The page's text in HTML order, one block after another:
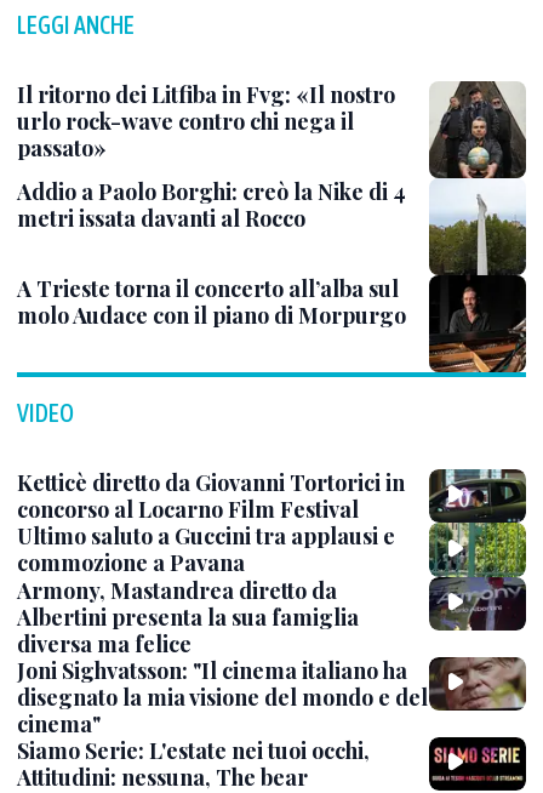
LEGGI ANCHE
Il ritorno dei Litfiba in Fvg: «Il nostro
urlo rock-wave contro chi nega il
passato»
Addio a Paolo Borghi: creò la Nike di 4
metri issata davanti al Rocco
A Trieste torna il concerto all’alba sul
molo Audace con il piano di Morpurgo
VIDEO
Ketticè diretto da Giovanni Tortorici in
concorso al Locarno Film Festival
Ultimo saluto a Guccini tra applausi e
commozione a Pavana
Armony, Mastandrea diretto da
Albertini presenta la sua famiglia
diversa ma felice
Joni Sighvatsson: "Il cinema italiano ha
disegnato la mia visione del mondo e del
cinema"
Siamo Serie: L'estate nei tuoi occhi,
Attitudini: nessuna, The bear